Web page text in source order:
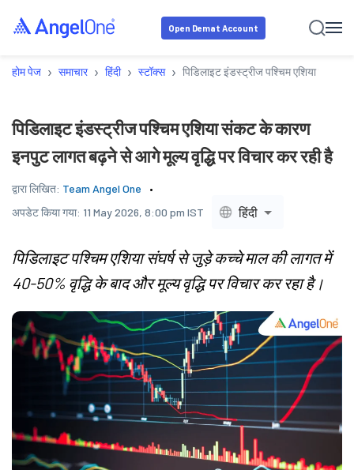
Open Demat Account
होम पेज › समाचार › हिंदी › स्टॉक्स › पिडिलाइट इंडस्ट्रीज पश्चिम एशिया संकट
पिडिलाइट इंडस्ट्रीज पश्चिम एशिया संकट के कारण
इनपुट लागत बढ़ने से आगे मूल्य वृद्धि पर विचार कर रही है
द्वारा लिखित: Team Angel One
अपडेट किया गया: 11 May 2026, 8:00 pm IST हिंदी
पिडिलाइट पश्चिम एशिया संघर्ष से जुड़े कच्चे माल की लागत में
40-50% वृद्धि के बाद और मूल्य वृद्धि पर विचार कर रहा है।